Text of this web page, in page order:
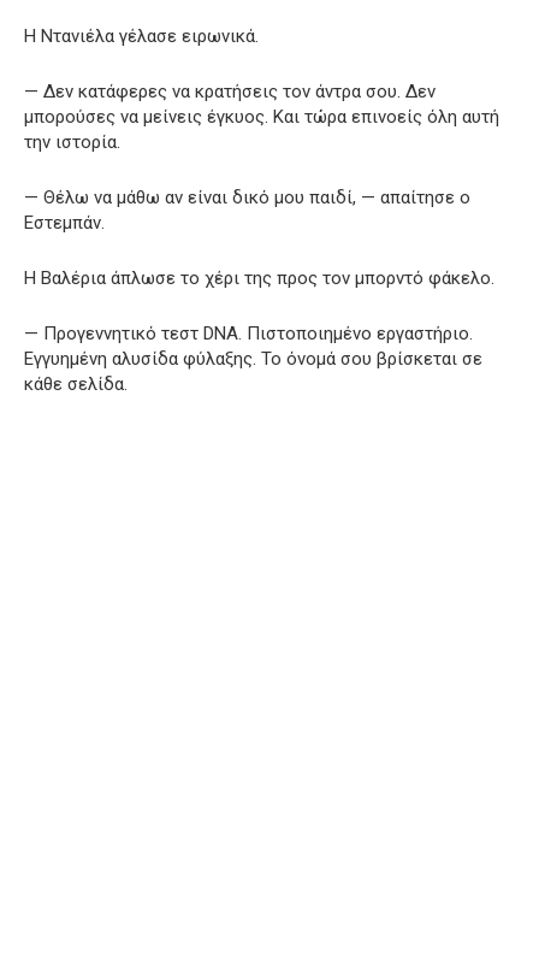
Η Ντανιέλα γέλασε ειρωνικά.
— Δεν κατάφερες να κρατήσεις τον άντρα σου. Δεν
μπορούσες να μείνεις έγκυος. Και τώρα επινοείς όλη αυτή
την ιστορία.
— Θέλω να μάθω αν είναι δικό μου παιδί, — απαίτησε ο
Εστεμπάν.
Η Βαλέρια άπλωσε το χέρι της προς τον μπορντό φάκελο.
— Προγεννητικό τεστ DNA. Πιστοποιημένο εργαστήριο.
Εγγυημένη αλυσίδα φύλαξης. Το όνομά σου βρίσκεται σε
κάθε σελίδα.